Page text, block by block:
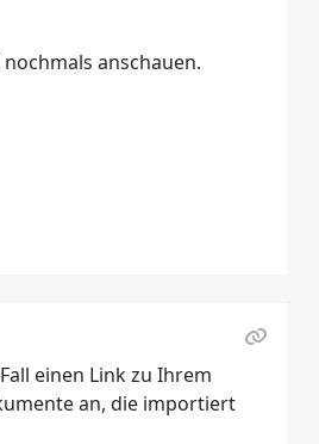
anschauen.
einen Link zu Ihrem
an, die importiert